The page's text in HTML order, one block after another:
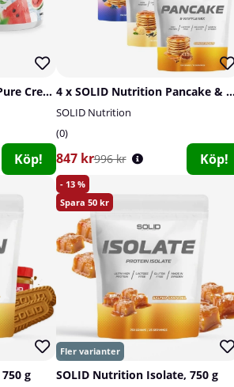
2 x Elit Nutrition 100% Pure Creatine Monohydrate, 300 g
Köp!
4 x SOLID Nutrition Pancake
SOLID Nutrition
0
847 kr996 kr Köp!
g
13
50
SOLID Nutrition Isolate, 750 g